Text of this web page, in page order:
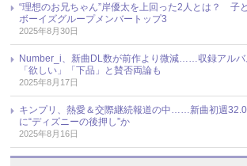
“理想のお兄ちゃん”岸優太を上回った2人とは？ 子
ボーイズグループメンバートップ3
2025年8月30日
Number_i、新曲DL数が前作より微減……収録アルバ
「欲しい」「下品」と賛否両論も
2025年8月17日
キンプリ、熱愛＆交際継続報道の中……新曲初週
に“ディズニーの後押し”か
2025年8月16日